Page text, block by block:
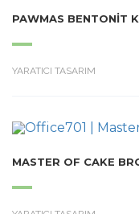
PAWMAS BENTONIT
YARATICI TASARIM
MASTER OF CAKE